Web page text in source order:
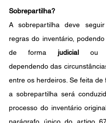
Sobrepartilha?
A sobrepartilha deve
regras do inventário,
de forma judicial ou
dependendo das
entre os herdeiros. Se feita de
a sobrepartilha será
processo do inventário